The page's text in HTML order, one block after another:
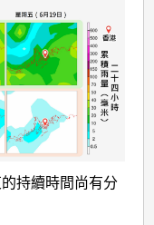
持續時間尚有分